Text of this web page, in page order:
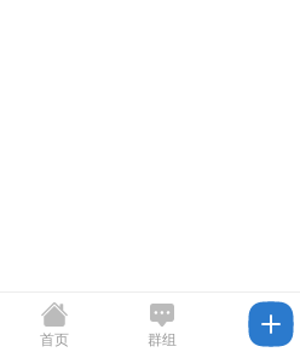
首页 群组